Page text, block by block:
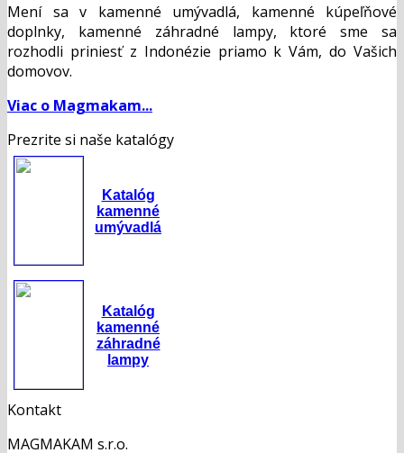
Mení sa v kamenné umývadlá, kamenné kúpeľňové
doplnky, kamenné záhradné lampy, ktoré sme sa
rozhodli priniesť z Indonézie priamo k Vám, do Vašich
domovov.
Viac o Magmakam...
Prezrite si naše katalógy
Katalóg
kamenné
umývadlá
Katalóg
kamenné
záhradné
lampy
Kontakt
MAGMAKAM s.r.o.